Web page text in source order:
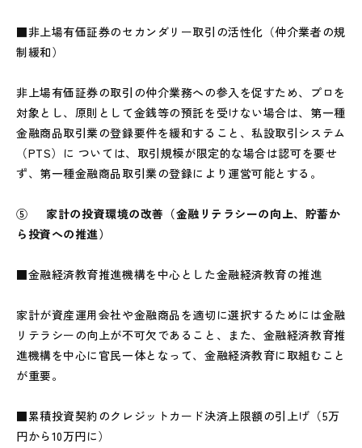
■非上場有価証券のセカンダリー取引の活性化（仲介業者の規
制緩和）
非上場有価証券の取引の仲介業務への参入を促すため、プロを
対象とし、原則として金銭等の預託を受けない場合は、第一種
金融商品取引業の登録要件を緩和すること、私設取引システム
（PTS）に ついては、取引規模が限定的な場合は認可を要せ
ず、第一種金融商品取引業の登録により運営可能とする。
⑤ 家計の投資環境の改善（金融リテラシーの向上、貯蓄か
ら投資への推進）
■金融経済教育推進機構を中心とした金融経済教育の推進
家計が資産運用会社や金融商品を適切に選択するためには金融
リテラシーの向上が不可欠であること、また、金融経済教育推
進機構を中心に官民一体となって、金融経済教育に取組むこと
が重要。
■累積投資契約のクレジットカード決済上限額の引上げ（5万
円から10万円に）